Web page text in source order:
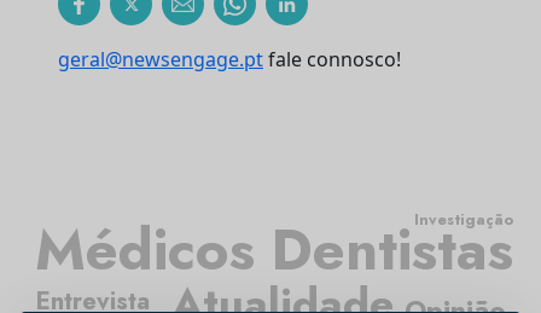
geral@newsengage.ptfale connosco!
Médicos Dentistas
Entrevista
Investigação